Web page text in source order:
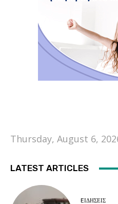
Thursday, August 6,
LATEST ARTICLES
EΙΔΗΣΕΙΣ